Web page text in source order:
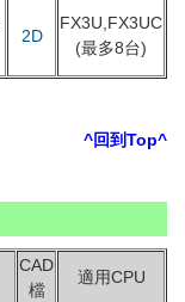
2D
FX3U,FX3UC
(最多8台)
^回到Top^
CAD
檔
適用CPU